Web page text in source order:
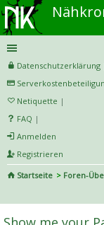
Datenschutzerklärung
Netiquette |
FAQ |
Anmelden
Registrieren
Startseite
Foren-